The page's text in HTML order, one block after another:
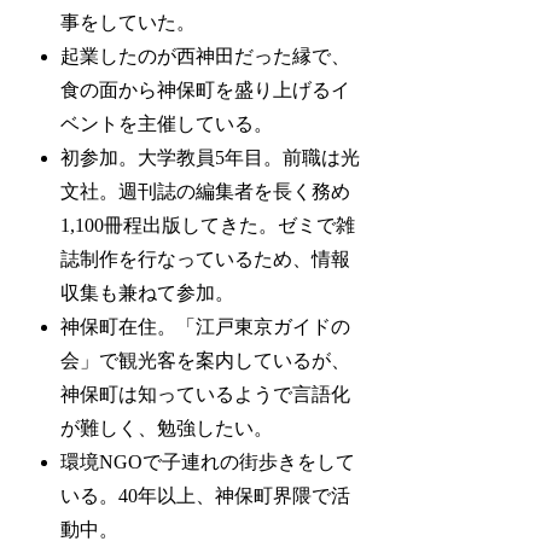
事をしていた。
起業したのが西神田だった縁で、
食の面から神保町を盛り上げるイ
ベントを主催している。
初参加。大学教員5年目。前職は光
文社。週刊誌の編集者を長く務め
1,100冊程出版してきた。ゼミで雑
誌制作を行なっているため、情報
収集も兼ねて参加。
神保町在住。「江戸東京ガイドの
会」で観光客を案内しているが、
神保町は知っているようで言語化
が難しく、勉強したい。
環境NGOで子連れの街歩きをして
いる。40年以上、神保町界隈で活
動中。